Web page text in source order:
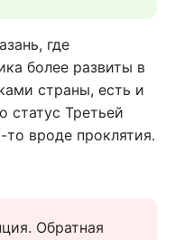
где
более развиты в
страны, есть и
статус Третьей
вроде проклятия.
Обратная